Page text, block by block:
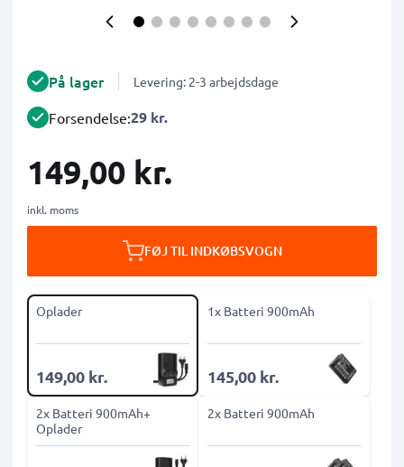
På lager Levering: 2-3 arbejdsdage
Forsendelse:29 kr.
149,00 kr.
inkl. moms
FØJ TIL INDKØBSVOGN
Oplader
149,00 kr.
1x Batteri 900mAh
145,00 kr.
2x Batteri 900mAh+
Oplader
2x Batteri 900mAh